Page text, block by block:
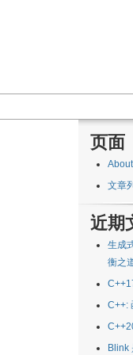
页面
About
文章
近期
生成
衡之
C++:
Blink